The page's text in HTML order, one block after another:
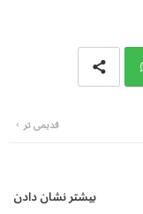
قدیمی تر
بیشتر نشان دادن